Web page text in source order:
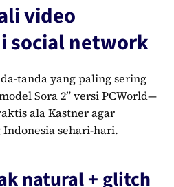
video
social network
tanda yang paling sering
Sora 2” versi PCWorld—
ala Kastner agar
sehari-hari.
natural + glitch